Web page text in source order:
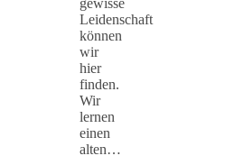
gewisse
Leidenschaft
können
wir
hier
finden.
Wir
lernen
einen
alten…